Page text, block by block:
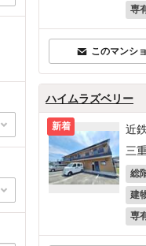
専
このマンシ
ハイムラズベリー
新着
近
三
総
建
専